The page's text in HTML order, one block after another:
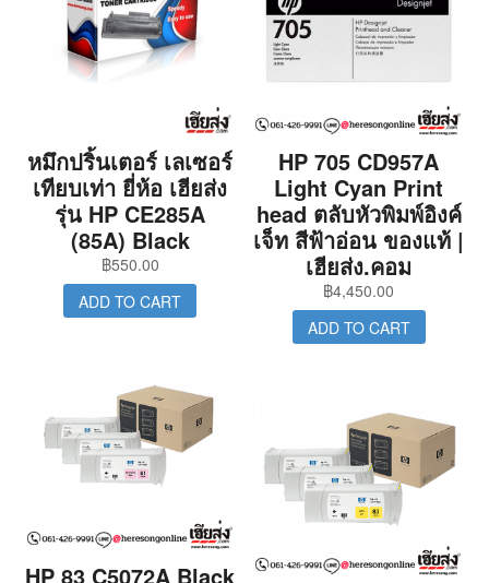
หมึกปริ้นเตอร์ เลเซอร์
เทียบเท่า ยี่ห้อ เฮียส่ง
รุ่น HP CE285A
(85A) Black
฿550.00
ADD TO CART
HP 705 CD957A
Light Cyan Print
head ตลับหัวพิมพ์อิงค์
เจ็ท สีฟ้าอ่อน ของแท้ |
เฮียส่ง.คอม
฿4,450.00
ADD TO CART
HP 83 C5072A Black